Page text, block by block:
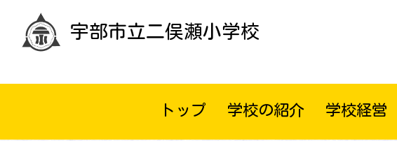
宇部市立二俣瀬小学校
トップ 学校の紹介 学校経営